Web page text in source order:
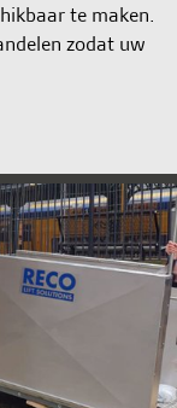
te maken.
zodat uw